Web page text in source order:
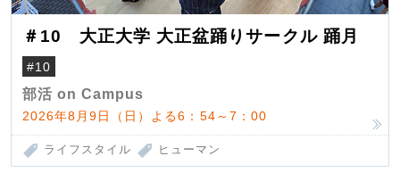
＃10 大正大学 大正盆踊りサークル 踊月
#10
部活 on Campus
2026年8月9日（日）よる6：54～7：00
ライフスタイル ヒューマン